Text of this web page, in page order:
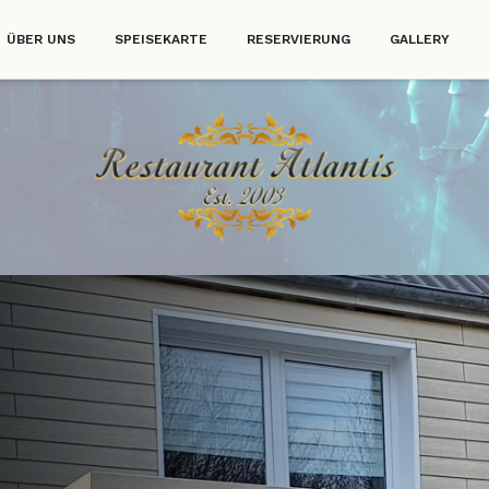
ÜBER UNS SPEISEKARTE RESERVIERUNG GALLERY